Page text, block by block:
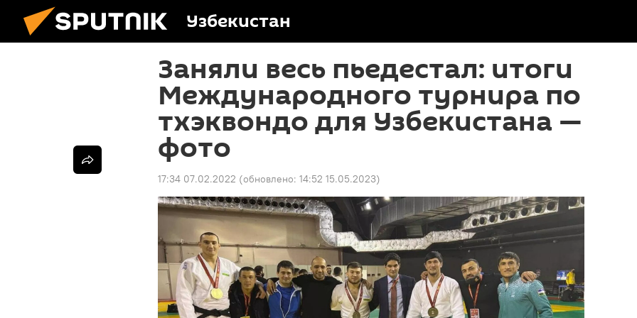
Узбекистан
Заняли весь пьедестал: итоги
Международного турнира по
тхэквондо для Узбекистана —
фото
17:34 07.02.2022 (обновлено: 14:52 15.05.2023)